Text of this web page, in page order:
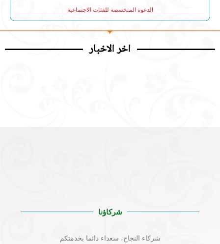
الدعوة المتخصصة للفئات الاجتماعية
اخر الاخبار
شركاؤنا
شركاء النجاح، سعداء دائما بخدمتكم